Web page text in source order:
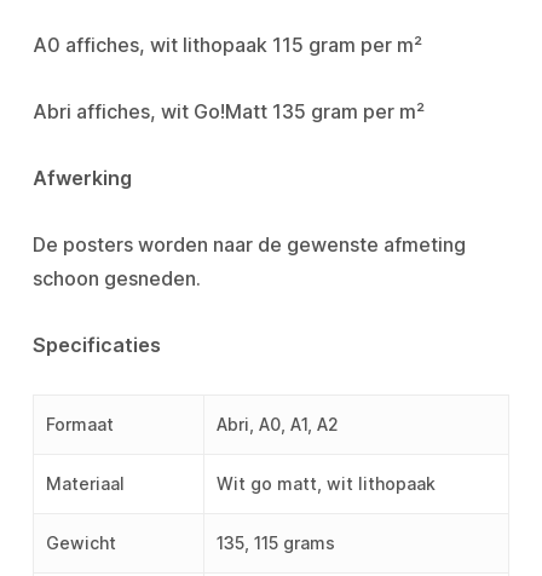
A0 affiches, wit lithopaak 115 gram per m²
Abri affiches, wit Go!Matt 135 gram per m²
Afwerking
De posters worden naar de gewenste afmeting
schoon gesneden.
Specificaties
Formaat Abri, A0, A1, A2
Materiaal Wit go matt, wit lithopaak
Gewicht 135, 115 grams